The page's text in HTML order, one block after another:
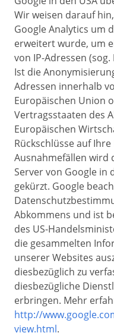
Wir weisen darauf
Google Analytics um
erweitert wurde, um
von IP-Adressen
Ist die
Adressen innerhalb
Europäischen Union
Vertragsstaaten des
Europäischen
Rückschlüsse auf
Ausnahmefällen wird
Server von Google in
gekürzt. Google
Abkommens und ist
des US-
die gesammelten
unserer Websites
diesbezüglich zu
diesbezügliche
erbringen. Mehr
http://
view.html.